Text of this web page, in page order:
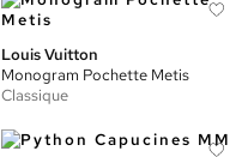
Louis Vuitton
Monogram Pochette Metis
Classique